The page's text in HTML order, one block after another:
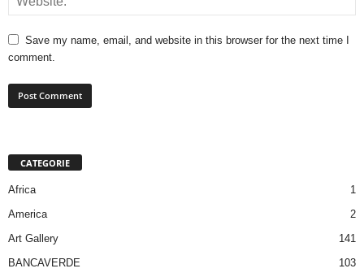
Save my name, email, and website in this browser for the next time I
comment.
CATEGORIE
Africa
1
America
2
Art Gallery
141
BANCAVERDE
103